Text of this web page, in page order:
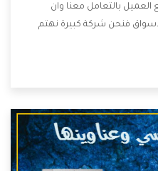
بالتعامل معنا وان
فنحن شركة كبيرة نهتم
التى تكون من أهم
من العملاء